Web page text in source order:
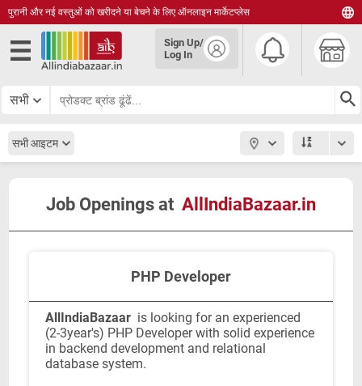
पुरानी और नई वस्तुओं को खरीदने या बेचने के लिए ऑनलाइन मार्केटप्लेस
सभी
Sign Up/
Log In
सभी आइटम
Job Openings at AllIndiaBazaar.in
PHP Developer
AllIndiaBazaar is looking for an experienced
(2-3year's) PHP Developer with solid experience
in backend development and relational
database system.